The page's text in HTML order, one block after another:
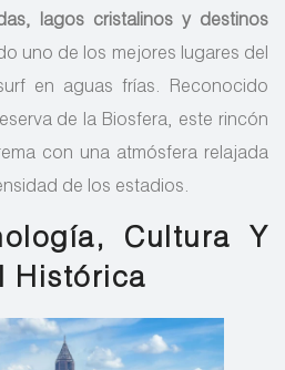
lagos cristalinos y destinos
uno de los mejores lugares del
en aguas frías. Reconocido
de la Biosfera, este rincón
con una atmósfera relajada
de los estadios.
Cultura Y
Histórica